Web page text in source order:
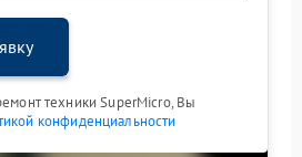
техники SuperMicro, Вы
конфиденциальности